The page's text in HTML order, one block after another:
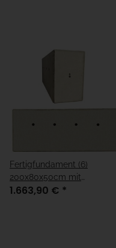
Fertigfundament (6)
200x80x50cm mit
Kabelleerrohre
1.663,90 € *